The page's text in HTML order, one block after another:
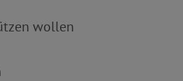
wollen